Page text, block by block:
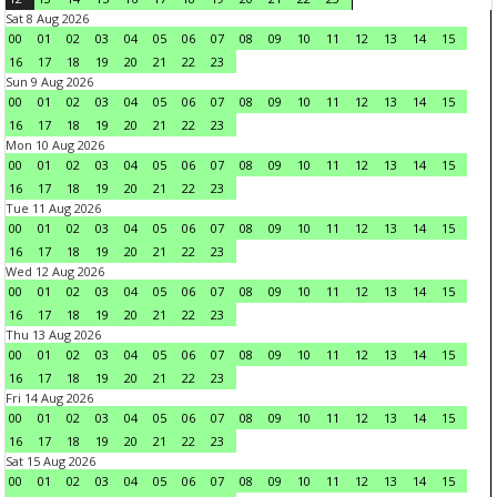
Sat 8 Aug 2026
00
01 02 03 04 05 06 07 08 09 10 11 12 13 14
15
16
17 18 19 20 21 22
23
Sun 9 Aug 2026
00
01 02 03 04 05 06 07 08 09 10 11 12 13 14
15
16
17 18 19 20 21 22
23
Mon 10 Aug 2026
00
01 02 03 04 05 06 07 08 09 10 11 12 13 14
15
16
17 18 19 20 21 22
23
Tue 11 Aug 2026
00
01 02 03 04 05 06 07 08 09 10 11 12 13 14
15
16
17 18 19 20 21 22
23
Wed 12 Aug 2026
00
01 02 03 04 05 06 07 08 09 10 11 12 13 14
15
16
17 18 19 20 21 22
23
Thu 13 Aug 2026
00
01 02 03 04 05 06 07 08 09 10 11 12 13 14
15
16
17 18 19 20 21 22
23
Fri 14 Aug 2026
00
01 02 03 04 05 06 07 08 09 10 11 12 13 14
15
16
17 18 19 20 21 22
23
Sat 15 Aug 2026
00
01 02 03 04 05 06 07 08 09 10 11 12 13 14
15